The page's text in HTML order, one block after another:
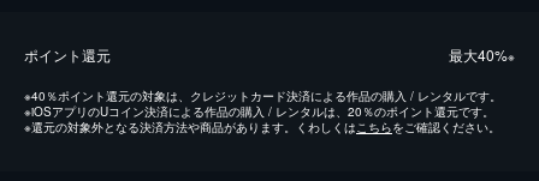
ポイント還元 最⼤40%※
※40％ポイント還元の対象は、クレジットカード決済による作品の購入 / レンタルです。
※iOSアプリのUコイン決済による作品の購入 / レンタルは、20％のポイント還元です。
※還元の対象外となる決済方法や商品があります。くわしくはこちらをご確認ください。